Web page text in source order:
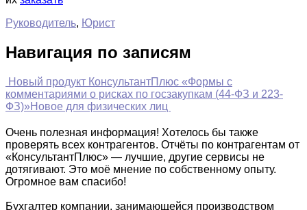
Руководитель, Юрист
Навигация по записям
Новый продукт КонсультантПлюс «Формы с
комментариями о рисках по госзакупкам (44-ФЗ и 223-
ФЗ)»Новое для физических лиц
Очень полезная информация! Хотелось бы также
проверять всех контрагентов. Отчёты по контрагентам от
«КонсультантПлюс» — лучшие, другие сервисы не
дотягивают. Это моё мнение по собственному опыту.
Огромное вам спасибо!
Бухгалтер компании, занимающейся производством